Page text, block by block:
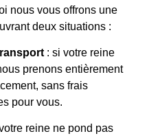
nous vous offrons une
deux situations :
: si votre reine
prenons entièrement
sans frais
pour vous.
reine ne pond pas